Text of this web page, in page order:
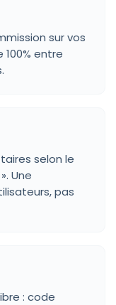
sur vos
entre
selon le
Une
pas
: code